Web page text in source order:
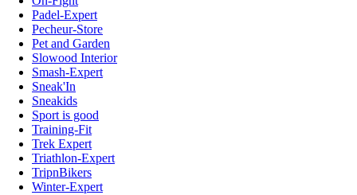
Padel-Expert
Pecheur-Store
Pet and Garden
Slowood Interior
Smash-Expert
Sneak'In
Sneakids
Sport is good
Training-Fit
Trek Expert
Triathlon-Expert
TripnBikers
Winter-Expert